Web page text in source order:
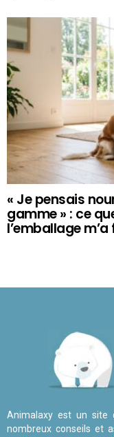
« Je pensais
gamme » : ce
l’emballage
Animalaxy est un site
nombreux conseils et